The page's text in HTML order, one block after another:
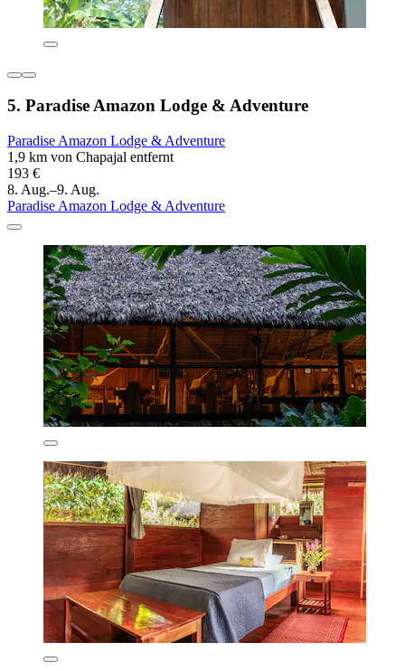
5. Paradise Amazon Lodge & Adventure
Paradise Amazon Lodge & Adventure
1,9 km von Chapajal entfernt
193 €
8. Aug.–9. Aug.
Paradise Amazon Lodge & Adventure